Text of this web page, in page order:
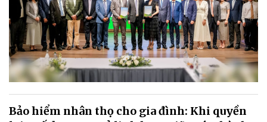
Bảo hiểm nhân thọ cho gia đình: Khi quyền